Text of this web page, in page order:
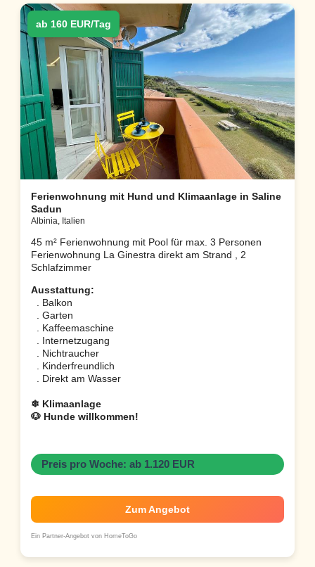
ab 160 EUR/Tag
Ferienwohnung mit Hund und Klimaanlage in Saline
Sadun
Albinia, Italien
45 m² Ferienwohnung mit Pool für max. 3 Personen
Ferienwohnung La Ginestra direkt am Strand , 2
Schlafzimmer
Ausstattung:
. Balkon
. Garten
. Kaffeemaschine
. Internetzugang
. Nichtraucher
. Kinderfreundlich
. Direkt am Wasser
❄ Klimaanlage
🐶 Hunde willkommen!
Preis pro Woche: ab 1.120 EUR
Zum Angebot
Ein Partner-Angebot von HomeToGo